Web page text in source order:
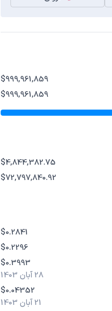
$999,961,859
$999,961,859
$4,844,382.75
$72,797,840.92
$0.2841
$0.2296
$0.3993
28 آبان 1403
$0.04352
21 آبان 1403